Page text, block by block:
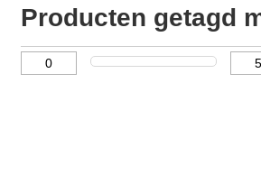
Producten getagd